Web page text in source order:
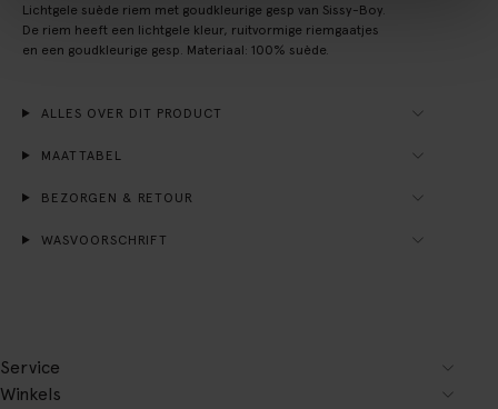
Lichtgele suède riem met goudkleurige gesp van Sissy-Boy.
De riem heeft een lichtgele kleur, ruitvormige riemgaatjes
en een goudkleurige gesp. Materiaal: 100% suède.
ALLES OVER DIT PRODUCT
MAATTABEL
BEZORGEN & RETOUR
WASVOORSCHRIFT
Service
Winkels